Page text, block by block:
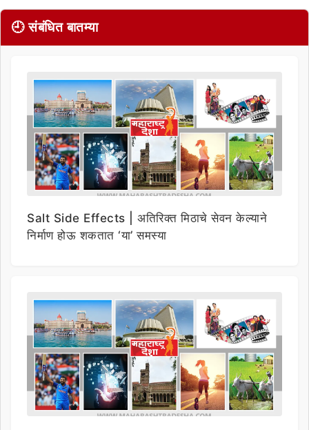
🕘 संबंधित बातम्या
Salt Side Effects | अतिरिक्त मिठाचे सेवन केल्याने
निर्माण होऊ शकतात ‘या’ समस्या